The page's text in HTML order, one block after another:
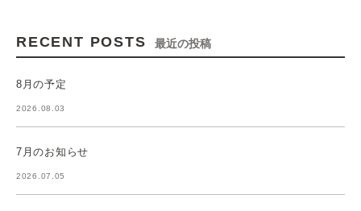
RECENT POSTS 最近の投稿
8月の予定
2026.08.03
7月のお知らせ
2026.07.05